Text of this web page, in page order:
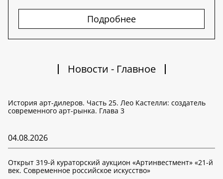
Подробнее
Новости - Главное
История арт-дилеров. Часть 25. Лео Кастелли: создатель
современного арт-рынка. Глава 3
04.08.2026
Открыт 319-й кураторский аукцион «Артинвестмент» «21-й
век. Современное российское искусство»